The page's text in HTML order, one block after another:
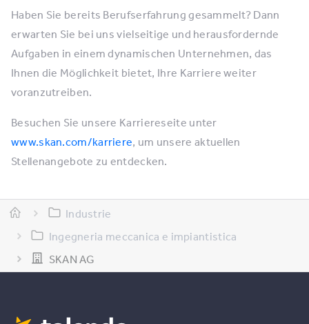
Haben Sie bereits Berufserfahrung gesammelt? Dann
erwarten Sie bei uns vielseitige und herausfordernde
Aufgaben in einem dynamischen Unternehmen, das
Ihnen die Möglichkeit bietet, Ihre Karriere weiter
voranzutreiben.
Besuchen Sie unsere Karriereseite unter
www.skan.com/karriere, um unsere aktuellen
Stellenangebote zu entdecken.
Industrie
Ingegneria meccanica e impiantistica
SKAN AG